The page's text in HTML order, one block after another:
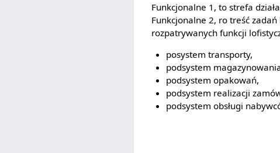
Funkcjonalne 1, to strefa
Funkcjonalne 2, ro treść zadań
rozpatrywanych funkcji
posystem transporty,
podsystem
podsystem opakowań,
podsystem realizacji
podsystem obsługi